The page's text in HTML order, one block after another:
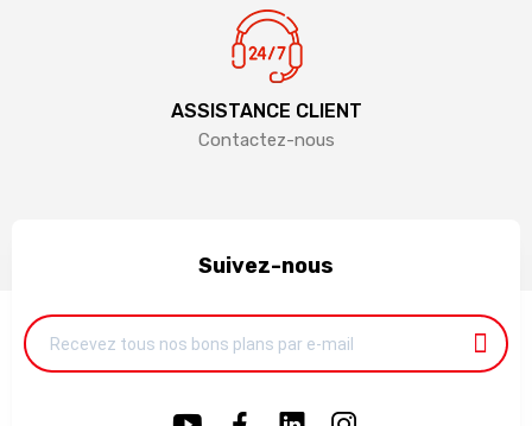
ASSISTANCE CLIENT
Contactez-nous
Suivez-nous